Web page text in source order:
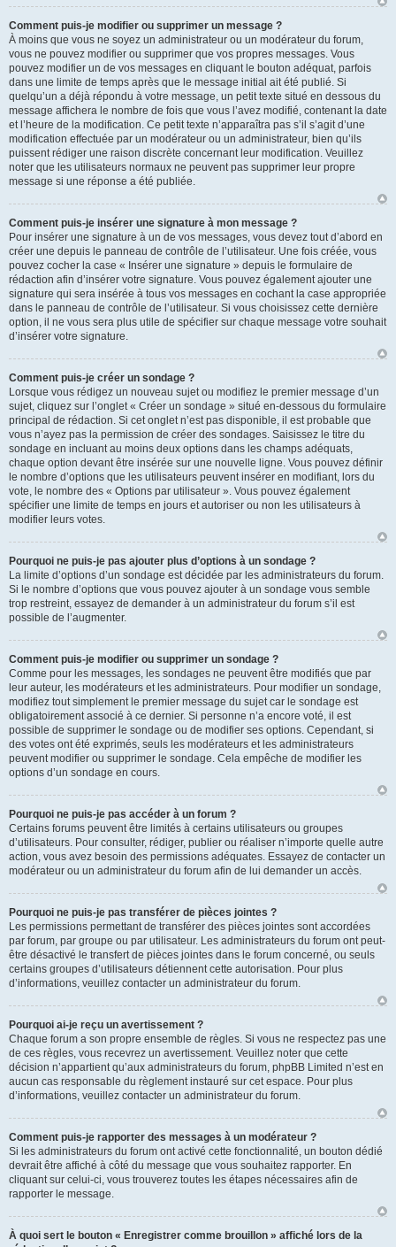
Comment puis-je modifier ou supprimer un message ?
À moins que vous ne soyez un administrateur ou un modérateur du forum,
vous ne pouvez modifier ou supprimer que vos propres messages. Vous
pouvez modifier un de vos messages en cliquant le bouton adéquat, parfois
dans une limite de temps après que le message initial ait été publié. Si
quelqu’un a déjà répondu à votre message, un petit texte situé en dessous du
message affichera le nombre de fois que vous l’avez modifié, contenant la date
et l’heure de la modification. Ce petit texte n’apparaîtra pas s’il s’agit d’une
modification effectuée par un modérateur ou un administrateur, bien qu’ils
puissent rédiger une raison discrète concernant leur modification. Veuillez
noter que les utilisateurs normaux ne peuvent pas supprimer leur propre
message si une réponse a été publiée.
Comment puis-je insérer une signature à mon message ?
Pour insérer une signature à un de vos messages, vous devez tout d’abord en
créer une depuis le panneau de contrôle de l’utilisateur. Une fois créée, vous
pouvez cocher la case « Insérer une signature » depuis le formulaire de
rédaction afin d’insérer votre signature. Vous pouvez également ajouter une
signature qui sera insérée à tous vos messages en cochant la case appropriée
dans le panneau de contrôle de l’utilisateur. Si vous choisissez cette dernière
option, il ne vous sera plus utile de spécifier sur chaque message votre souhait
d’insérer votre signature.
Comment puis-je créer un sondage ?
Lorsque vous rédigez un nouveau sujet ou modifiez le premier message d’un
sujet, cliquez sur l’onglet « Créer un sondage » situé en-dessous du formulaire
principal de rédaction. Si cet onglet n’est pas disponible, il est probable que
vous n’ayez pas la permission de créer des sondages. Saisissez le titre du
sondage en incluant au moins deux options dans les champs adéquats,
chaque option devant être insérée sur une nouvelle ligne. Vous pouvez définir
le nombre d’options que les utilisateurs peuvent insérer en modifiant, lors du
vote, le nombre des « Options par utilisateur ». Vous pouvez également
spécifier une limite de temps en jours et autoriser ou non les utilisateurs à
modifier leurs votes.
Pourquoi ne puis-je pas ajouter plus d’options à un sondage ?
La limite d’options d’un sondage est décidée par les administrateurs du forum.
Si le nombre d’options que vous pouvez ajouter à un sondage vous semble
trop restreint, essayez de demander à un administrateur du forum s’il est
possible de l’augmenter.
Comment puis-je modifier ou supprimer un sondage ?
Comme pour les messages, les sondages ne peuvent être modifiés que par
leur auteur, les modérateurs et les administrateurs. Pour modifier un sondage,
modifiez tout simplement le premier message du sujet car le sondage est
obligatoirement associé à ce dernier. Si personne n’a encore voté, il est
possible de supprimer le sondage ou de modifier ses options. Cependant, si
des votes ont été exprimés, seuls les modérateurs et les administrateurs
peuvent modifier ou supprimer le sondage. Cela empêche de modifier les
options d’un sondage en cours.
Pourquoi ne puis-je pas accéder à un forum ?
Certains forums peuvent être limités à certains utilisateurs ou groupes
d’utilisateurs. Pour consulter, rédiger, publier ou réaliser n’importe quelle autre
action, vous avez besoin des permissions adéquates. Essayez de contacter un
modérateur ou un administrateur du forum afin de lui demander un accès.
Pourquoi ne puis-je pas transférer de pièces jointes ?
Les permissions permettant de transférer des pièces jointes sont accordées
par forum, par groupe ou par utilisateur. Les administrateurs du forum ont peut-
être désactivé le transfert de pièces jointes dans le forum concerné, ou seuls
certains groupes d’utilisateurs détiennent cette autorisation. Pour plus
d’informations, veuillez contacter un administrateur du forum.
Pourquoi ai-je reçu un avertissement ?
Chaque forum a son propre ensemble de règles. Si vous ne respectez pas une
de ces règles, vous recevrez un avertissement. Veuillez noter que cette
décision n’appartient qu’aux administrateurs du forum, phpBB Limited n’est en
aucun cas responsable du règlement instauré sur cet espace. Pour plus
d’informations, veuillez contacter un administrateur du forum.
Comment puis-je rapporter des messages à un modérateur ?
Si les administrateurs du forum ont activé cette fonctionnalité, un bouton dédié
devrait être affiché à côté du message que vous souhaitez rapporter. En
cliquant sur celui-ci, vous trouverez toutes les étapes nécessaires afin de
rapporter le message.
À quoi sert le bouton « Enregistrer comme brouillon » affiché lors de la